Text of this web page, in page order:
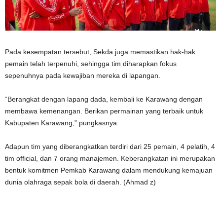
Pada kesempatan tersebut, Sekda juga memastikan hak-hak
pemain telah terpenuhi, sehingga tim diharapkan fokus
sepenuhnya pada kewajiban mereka di lapangan.
“Berangkat dengan lapang dada, kembali ke Karawang dengan
membawa kemenangan. Berikan permainan yang terbaik untuk
Kabupaten Karawang,” pungkasnya.
Adapun tim yang diberangkatkan terdiri dari 25 pemain, 4 pelatih, 4
tim official, dan 7 orang manajemen. Keberangkatan ini merupakan
bentuk komitmen Pemkab Karawang dalam mendukung kemajuan
dunia olahraga sepak bola di daerah. (Ahmad z)